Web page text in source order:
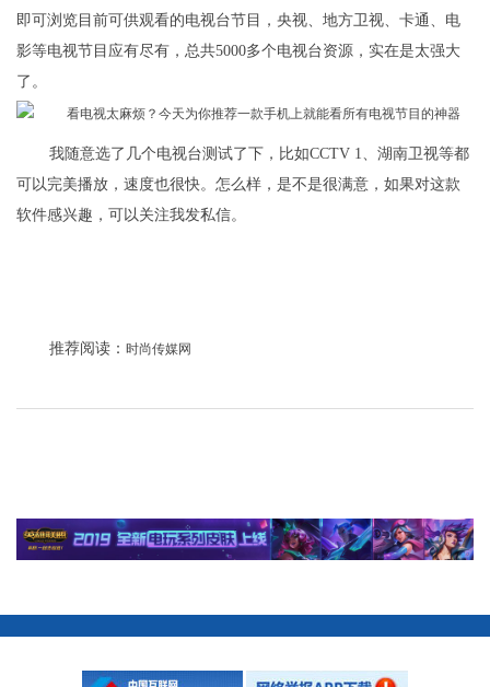
即可浏览目前可供观看的电视台节目，央视、地方卫视、卡通、电
影等电视节目应有尽有，总共5000多个电视台资源，实在是太强大
了。
我随意选了几个电视台测试了下，比如CCTV 1、湖南卫视等都
可以完美播放，速度也很快。怎么样，是不是很满意，如果对这款
软件感兴趣，可以关注我发私信。
推荐阅读： 时尚传媒网